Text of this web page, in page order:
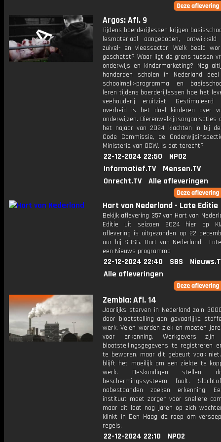
Argos: Afl. 9
Tijdens boerderijlessen krijgen
lesmateriaal aangeboden,
zuivel- en vleessector. Welk beeld
geschetst? Waar ligt de grens tussen
onderwijs en kindermarketing? Nog
honderden scholen in Nederland
schoolmelk-programma en
leren tijdens boerderijlessen hoe het
veehouderij eruitziet.
overheid is het doel kinderen over
onderwijzen. Dierenwelzijnsorganisaties
het najaar van 2024 klachten in bij de
Code Commissie, de
Ministerie van OCW. Is dat terecht?
22-12-2024 22:50
NPO2
Informatief.TV
Mensen.TV
Onrecht.TV
Alle afleveringen
Hart van Nederland - Late Editie
Bekijk aflevering 357 van Hart van
Editie uit seizoen 2024 hier op
aflevering is uitgezonden op 22
uur bij SBS6. Hart van Nederland -
een Nieuws programma
22-12-2024 22:40 SBS
Alle afleveringen
Zembla: Afl. 14
Jaarlijks sterven in Nederland zo'n
door blootstelling aan gevaarlijke
werk. Velen worden ziek en moeten
voor erkenning. Werkgevers zijn
blootstellingsgegevens te registreren
te bewaren, maar dit gebeurt vaak
blijft het moeilijk om een ziekte te
werk. Deskundigen stellen
beschermingssysteem faalt.
nabestaanden zoeken erkenning.
instituut moet zorgen voor snellere
maar dit laat nog jaren op zich
klinkt in Den Haag de roep om
regels.
22-12-2024 22:10
NPO2